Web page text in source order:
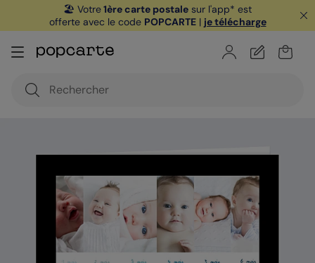
🏖️ Votre1ère carte postale sur l'app* est
offerte avec le code POPCARTE| je télécharge